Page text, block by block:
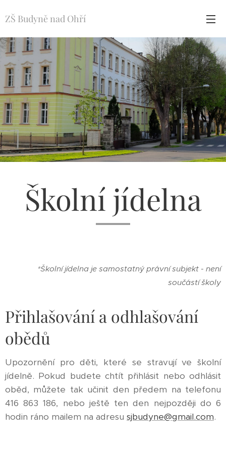
ZŠ Budyně nad Ohří
Školní jídelna
*Školní jídelna je samostatný právní subjekt - není
součástí školy
Přihlašování a odhlašování
obědů
Upozornění pro děti, které se stravují ve školní
jídelně. Pokud budete chtít přihlásit nebo odhlásit
oběd, můžete tak učinit den předem na telefonu
416 863 186, nebo ještě ten den nejpozději do 6
hodin ráno mailem na adresu sjbudyne@gmail.com.